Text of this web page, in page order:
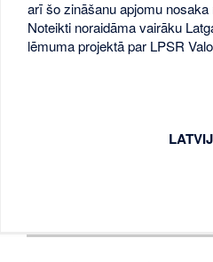
arī šo zināšanu apjomu
Noteikti noraidāma vairāku
lēmuma projektā par LPSR